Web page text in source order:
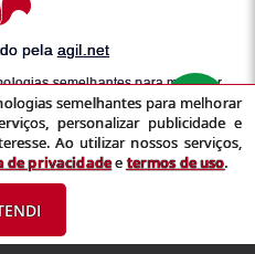
pela agil.net
semelhantes para melhorar
personalizar publicidade e
Ao utilizar nossos serviços,
de privacidadeetermos de uso
semelhantes para melhorar
personalizar publicidade e
Ao utilizar nossos serviços,
de privacidadeetermos de uso.